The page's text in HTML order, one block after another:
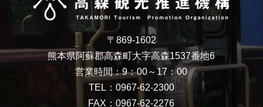
〒869-1602
熊本県阿蘇郡高森町大字高森1537番地6
営業時間：9：00～17：00
TEL：0967-62-2300
FAX：0967-62-2276